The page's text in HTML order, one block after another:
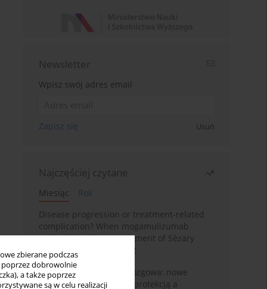
zbierane podczas
poprzez dobrowolnie
a także poprzez
są w celu realizacji
Newsletter
Wpisz swój adres email
Zapisz się Usuń
Najczęściej czytane
Miesiąc
Rok
Disease progression or treatment-related
complication? When mogamulizumab
misleads in the management of Sézary
syndrome: A case report
BPC-157 i oś jelitowo-mózgowa: nowe
powiązania między cytoprotekcją a